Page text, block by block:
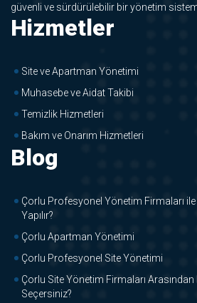
güvenli ve sürdürülebilir bir yönetim
Hizmetler
Site ve Apartman Yönetimi
Muhasebe ve Aidat Takibi
Temizlik Hizmetleri
Bakım ve Onarım Hizmetleri
Blog
Çorlu Profesyonel Yönetim Firmaları ile
Yapılır?
Çorlu Apartman Yönetimi
Çorlu Profesyonel Site Yönetimi
Çorlu Site Yönetim Firmaları Arasından
Seçersiniz?